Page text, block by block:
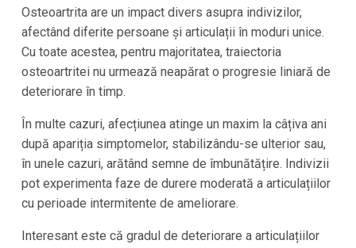
Osteoartrita are un impact divers asupra indivizilor,
afectând diferite persoane și articulații în moduri unice.
Cu toate acestea, pentru majoritatea, traiectoria
osteoartritei nu urmează neapărat o progresie liniară de
deteriorare în timp.
În multe cazuri, afecțiunea atinge un maxim la câțiva ani
după apariția simptomelor, stabilizându-se ulterior sau,
în unele cazuri, arătând semne de îmbunătățire. Indivizii
pot experimenta faze de durere moderată a articulațiilor
cu perioade intermitente de ameliorare.
Interesant este că gradul de deteriorare a articulațiilor